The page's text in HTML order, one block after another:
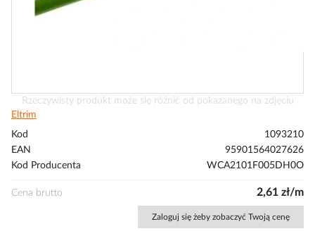
Przejdź
na
początek
Rzeczywisty produkt może się różnić od pokazanego na zdjęciu
Eltrim
Kod
1093210
EAN
95901564027626
Kod Producenta
WCA2101F005DH0O
Cena brutto 2,61 zł/m
Zaloguj się żeby zobaczyć Twoją cenę